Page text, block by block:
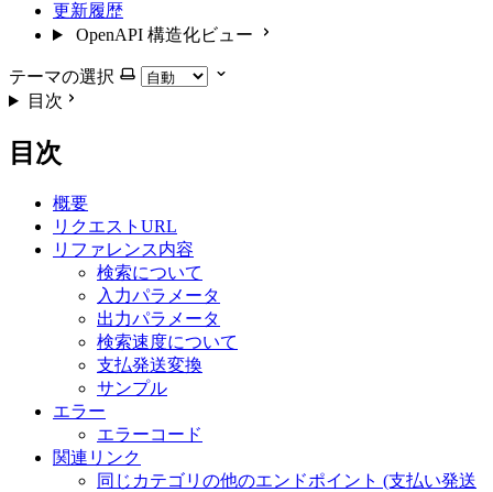
更新履歴
OpenAPI 構造化ビュー
テーマの選択
目次
目次
概要
リクエストURL
リファレンス内容
検索について
入力パラメータ
出力パラメータ
検索速度について
支払発送変換
サンプル
エラー
エラーコード
関連リンク
同じカテゴリの他のエンドポイント (支払い発送